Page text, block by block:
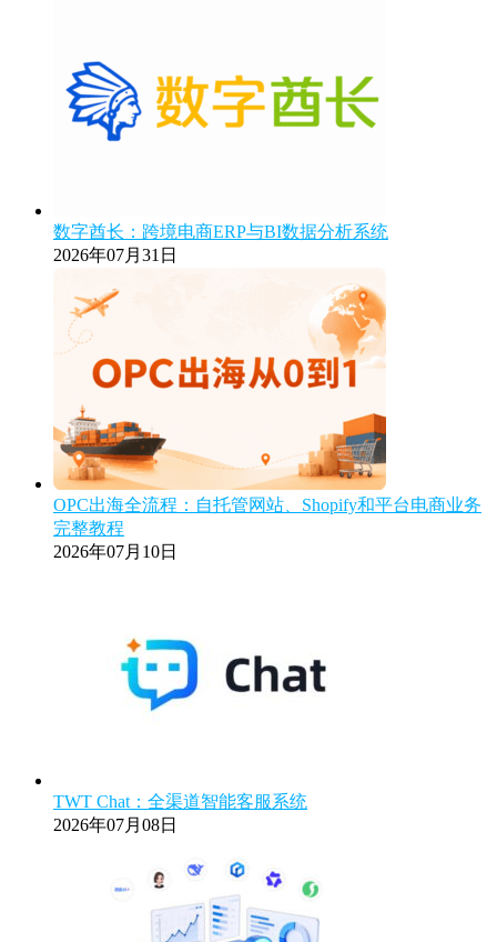
数字酋长：跨境电商ERP与BI数据分析系统
2026年07月31日
OPC出海全流程：自托管网站、Shopify和平台电商业务
完整教程
2026年07月10日
TWT Chat：全渠道智能客服系统
2026年07月08日